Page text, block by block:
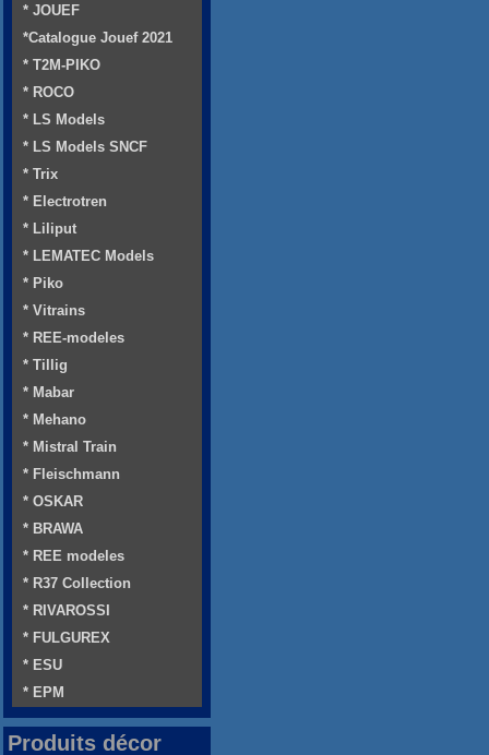
* JOUEF
*Catalogue Jouef 2021
* T2M-PIKO
* ROCO
* LS Models
* LS Models SNCF
* Trix
* Electrotren
* Liliput
* LEMATEC Models
* Piko
* Vitrains
* REE-modeles
* Tillig
* Mabar
* Mehano
* Mistral Train
* Fleischmann
* OSKAR
* BRAWA
* REE modeles
* R37 Collection
* RIVAROSSI
* FULGUREX
* ESU
* EPM
Produits décor